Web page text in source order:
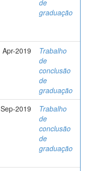
de
graduação
Apr-2019
Trabalho
de
conclusão
de
graduação
Sep-2019
Trabalho
de
conclusão
de
graduação